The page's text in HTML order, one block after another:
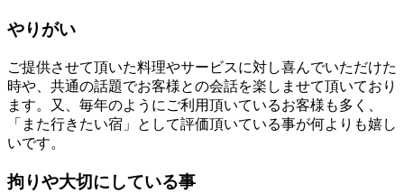
やりがい
ご提供させて頂いた料理やサービスに対し喜んでいただけた
時や、共通の話題でお客様との会話を楽しませて頂いており
ます。又、毎年のようにご利用頂いているお客様も多く、
「また行きたい宿」として評価頂いている事が何よりも嬉し
いです。
拘りや大切にしている事